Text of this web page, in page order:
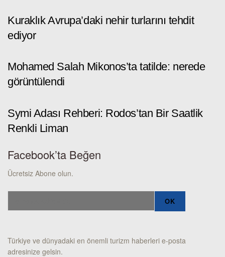
Kuraklık Avrupa’daki nehir turlarını tehdit
ediyor
Mohamed Salah Mikonos’ta tatilde: nerede
görüntülendi
Symi Adası Rehberi: Rodos’tan Bir Saatlik
Renkli Liman
Facebook’ta Beğen
Ücretsiz Abone olun.
Türkiye ve dünyadaki en önemli turizm haberleri e-posta
adresinize gelsin.